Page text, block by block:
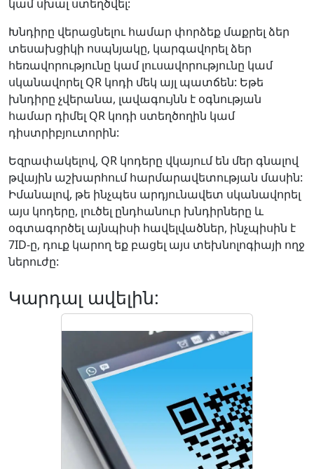
կամ սխալ ստեղծվել:
Խնդիրը վերացնելու համար փորձեք մաքրել ձեր
տեսախցիկի ոսպնյակը, կարգավորել ձեր
հեռավորությունը կամ լուսավորությունը կամ
սկանավորել QR կոդի մեկ այլ պատճեն: Եթե
խնդիրը չվերանա, լավագույնն է օգնության
համար դիմել QR կոդի ստեղծողին կամ
դիստրիբյուտորին:
Եզրափակելով, QR կոդերը վկայում են մեր գնալով
թվային աշխարհում հարմարավետության մասին:
Իմանալով, թե ինչպես արդյունավետ սկանավորել
այս կոդերը, լուծել ընդհանուր խնդիրները և
օգտագործել այնպիսի հավելվածներ, ինչպիսին է
7ID-ը, դուք կարող եք բացել այս տեխնոլոգիայի ողջ
ներուժը:
Կարդալ ավելին: